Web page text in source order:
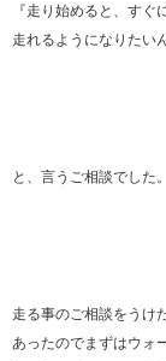
『走り始めると、す
走れるようになりたい
と、言うご相談でした。
走る事のご相談をうけ
あったのでまずはウォ